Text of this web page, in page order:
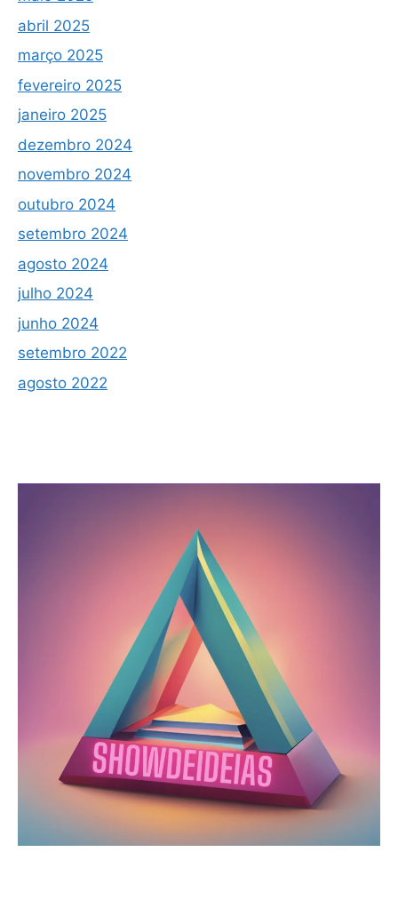
abril 2025
março 2025
fevereiro 2025
janeiro 2025
dezembro 2024
novembro 2024
outubro 2024
setembro 2024
agosto 2024
julho 2024
junho 2024
setembro 2022
agosto 2022